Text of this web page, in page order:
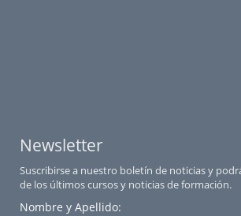
Newsletter
Suscribirse a nuestro boletín de noticias y
de los últimos cursos y noticias de formación.
Nombre y Apellido: